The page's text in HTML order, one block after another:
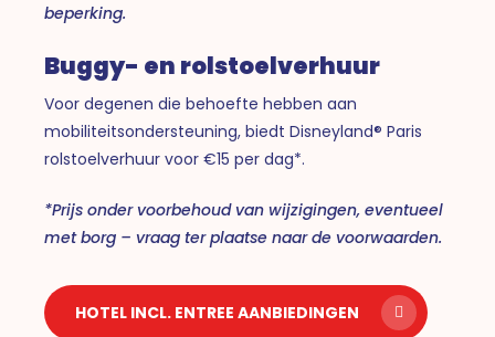
beperking.
Buggy- en rolstoelverhuur
Voor degenen die behoefte hebben aan
mobiliteitsondersteuning, biedt Disneyland® Paris
rolstoelverhuur voor €15 per dag*.
*Prijs onder voorbehoud van wijzigingen, eventueel
met borg – vraag ter plaatse naar de voorwaarden.
HOTEL INCL. ENTREE AANBIEDINGEN